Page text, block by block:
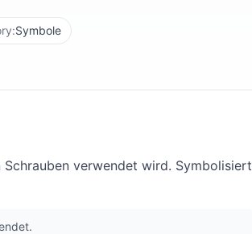
Symbole
Schrauben verwendet wird. Symbolisiert